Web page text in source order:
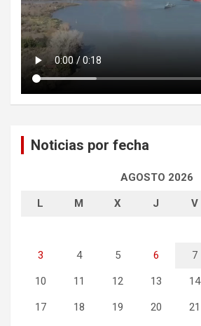
Noticias por fecha
AGOSTO 2026
L M X J V
3 4 5 6 7
10 11 12 13 14
17 18 19 20 21